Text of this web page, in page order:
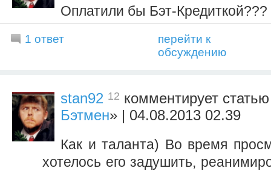
Оплатили бы Бэт-Кредиткой???
1 ответ
перейти к
обсуждению
stan92 12 комментирует
Бэтмен» | 04.08.2013 02.39
Как и таланта) Во время
хотелось его задушить,